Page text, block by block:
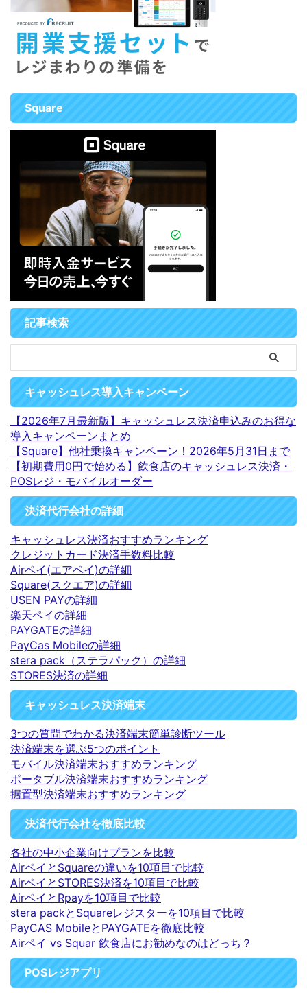
コミ 審査の難易度に関する口コ
ミ エアペイ審査落ちたー（；
＿；） アロマカフェでSuica ...
Square
記事検索
キャッシュレス導入キャンペーン
【2026年7月最新版】キャッシュレス決済申込みのお得な
導入キャンペーンまとめ
【Square】他社乗換キャンペーン！2026年5月31日まで
【初期費用0円で始める】飲食店のキャッシュレス決済・
POSレジ・モバイルオーダー
決済代行会社の詳細
キャッシュレス決済おすすめランキング
クレジットカード決済手数料比較
Airペイ(エアペイ)の詳細
Square(スクエア)の詳細
USEN PAYの詳細
楽天ペイの詳細
PAYGATEの詳細
PayCas Mobileの詳細
stera pack（ステラパック）の詳細
STORES決済の詳細
キャッシュレス決済端末
3つの質問でわかる決済端末簡単診断ツール
決済端末を選ぶ5つのポイント
モバイル決済端末おすすめランキング
ポータブル決済端末おすすめランキング
据置型決済端末おすすめランキング
決済代行会社を徹底比較
各社の中小企業向けプランを比較
AirペイとSquareの違いを10項目で比較
AirペイとSTORES決済を10項目で比較
AirペイとRpayを10項目で比較
stera packとSquareレジスターを10項目で比較
PayCAS MobileとPAYGATEを徹底比較
Airペイ vs Squar 飲食店にお勧めなのはどっち？
POSレジアプリ